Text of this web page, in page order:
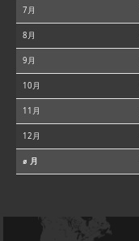
7月
8月
9月
10月
11月
12月
⌀ 月